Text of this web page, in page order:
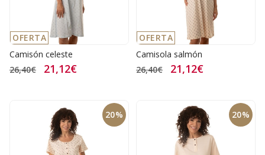
OFERTA
Camisón celeste
26,40€
21,12€
OFERTA
Camisola salmón
26,40€
21,12€
20% 20%